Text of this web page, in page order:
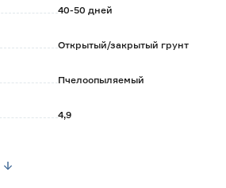
40-50 дней
Открытый/закрытый грунт
Пчелоопыляемый
4,9